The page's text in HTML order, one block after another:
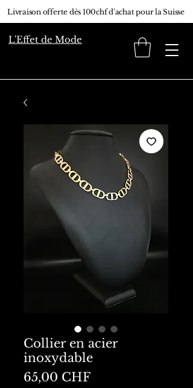
Livraison offerte dès 100chf d'achat pour la Suisse
L'Effet de Mode
Collier en acier
inoxydable
65,00 CHFPreis